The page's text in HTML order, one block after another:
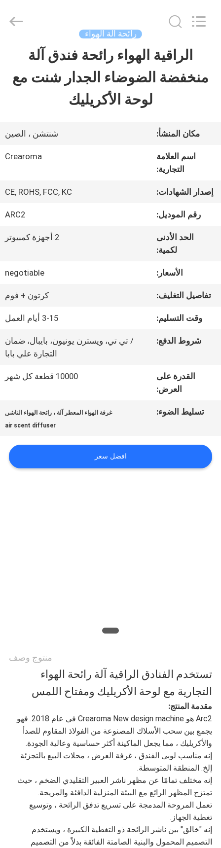
منزل،
بيت
أشرطة
عرض
الواقع
الافتراضي
معلومات
جولة
المعمل
الجودة
الموقع
سياسة
الخصوصية
Online
رائحة آلة الهواء
الراقية الهواء رائحة فندق آلة
منخفضة الضوضاء الجدار شنت مع
لوحة اﻷكريليك
مكان المنشأ: شنتشن ، الصين
اسم العلامة
التجارية:
Crearoma
إصدار الشهادات: CE, ROHS, FCC, KC
رقم الموديل: ARC2
الحد الأدنى
لكمية:
2 أجهزة كمبيوتر
الأسعار: negotiable
تفاصيل التغليف: كرتون + فوم
وقت التسليم: 3-15 أيام العمل
شروط الدفع:
/ تي تي، ويسترن يونيون، بايبال، ضمان
التجارة علي بابا
القدرة على
العرض:
10000 قطعة كل شهر
تسليط الضوء: غرفة الهواء المعطر آلة ، رائحة الهواء الناشر ,
air scent diffuser
افضل سعر
منتوج وصف
تستخدم الفنادق الراقية آلة رائحة الهواء
التجارية مع لوحة الأكريليك ومفتاح اللمس
مقدمة المنتج:
Arc2 هو Crearoma New design machine في عام 2018. فهو
يجمع بين سحب الأسلاك المصنوعة من الفولاذ المقاوم للصدأ
والأكريليك ، مما يجعل الماكينة أكثر حساسية وعالية الجودة.
إنه مناسب لوبى الفندق ، غرفة العرض ، محلات البيع بالتجزئة
إلخ. المنطقة المتوسطة.
إنه مختلف تمامًا عن مظهر ناشر العبير التقليدي الضخم ، حيث
تمتزج المظهر الرائع مع البيئة المنزلية الدافئة والمريحة.
تعمل المروحة المدمجة على تسريع تدفق الرائحة ، وتوسيع
تغطية الجهاز.
إنه "خالق" بين ناشر الرائحة ذو التغطية الكبيرة ، ويستخدم
التصميم المحمول والبنية الصامتة الفائقة بدلاً من التصميم